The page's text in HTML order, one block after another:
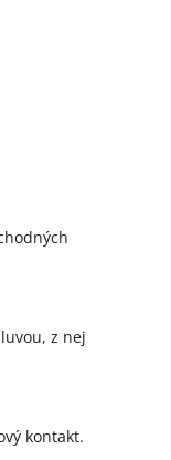
z nej
kontakt.